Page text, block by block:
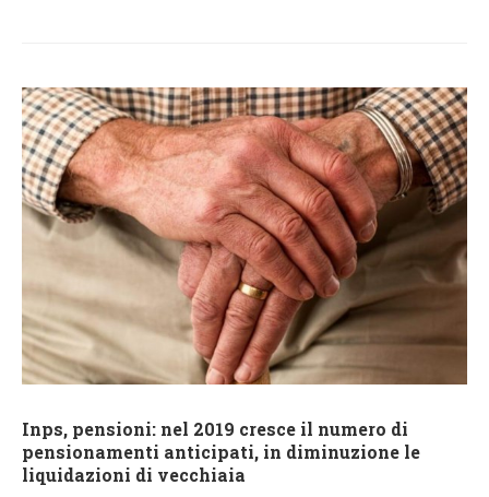
Inps, pensioni: nel 2019 cresce il numero di
pensionamenti anticipati, in diminuzione le
liquidazioni di vecchiaia